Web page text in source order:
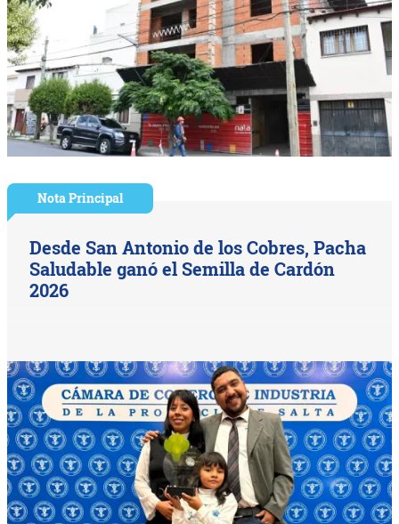
Nota Principal
Desde San Antonio de los Cobres, Pacha
Saludable ganó el Semilla de Cardón
2026